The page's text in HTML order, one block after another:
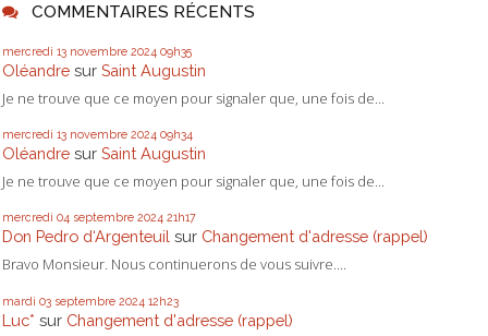
COMMENTAIRES RÉCENTS
mercredi 13 novembre 2024 09h35
Oléandre sur Saint Augustin
Je ne trouve que ce moyen pour signaler que, une fois de...
mercredi 13 novembre 2024 09h34
Oléandre sur Saint Augustin
Je ne trouve que ce moyen pour signaler que, une fois de...
mercredi 04 septembre 2024 21h17
Don Pedro d‘Argenteuil sur Changement d'adresse (rappel)
Bravo Monsieur. Nous continuerons de vous suivre....
mardi 03 septembre 2024 12h23
Luc* sur Changement d'adresse (rappel)